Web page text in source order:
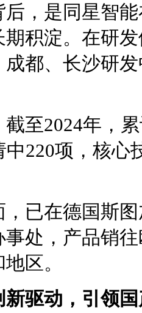
，是同星智
积淀。在研
都、长沙研
至2024年，
中220项，核心
已在德国斯
处，产品销
区。
驱动，引领